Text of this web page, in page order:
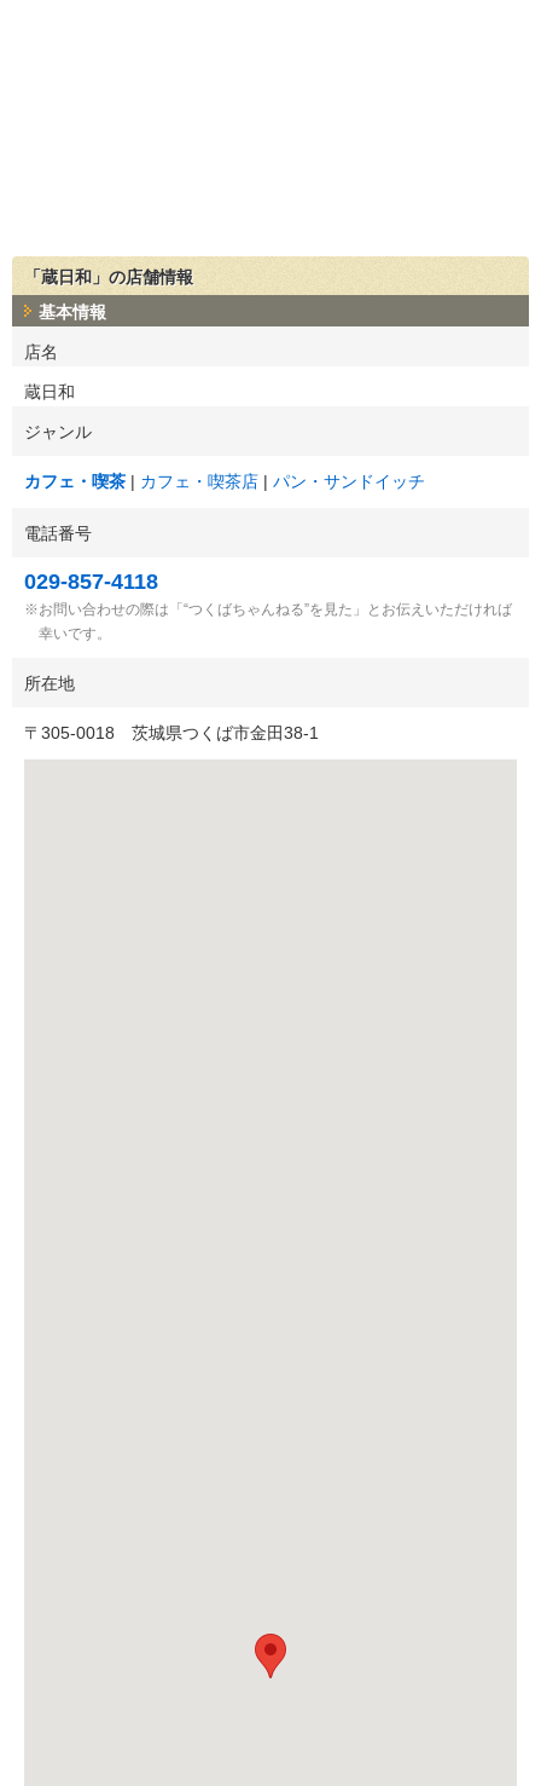
「蔵日和」の店舗情報
基本情報
店名
蔵日和
ジャンル
カフェ・喫茶 カフェ・喫茶店 パン・サンドイッチ
電話番号
029-857-4118
お問い合わせの際は「“つくばちゃんねる”を見た」とお伝えいただければ
幸いです。
所在地
〒 305-0018 茨城県つくば市金田38-1